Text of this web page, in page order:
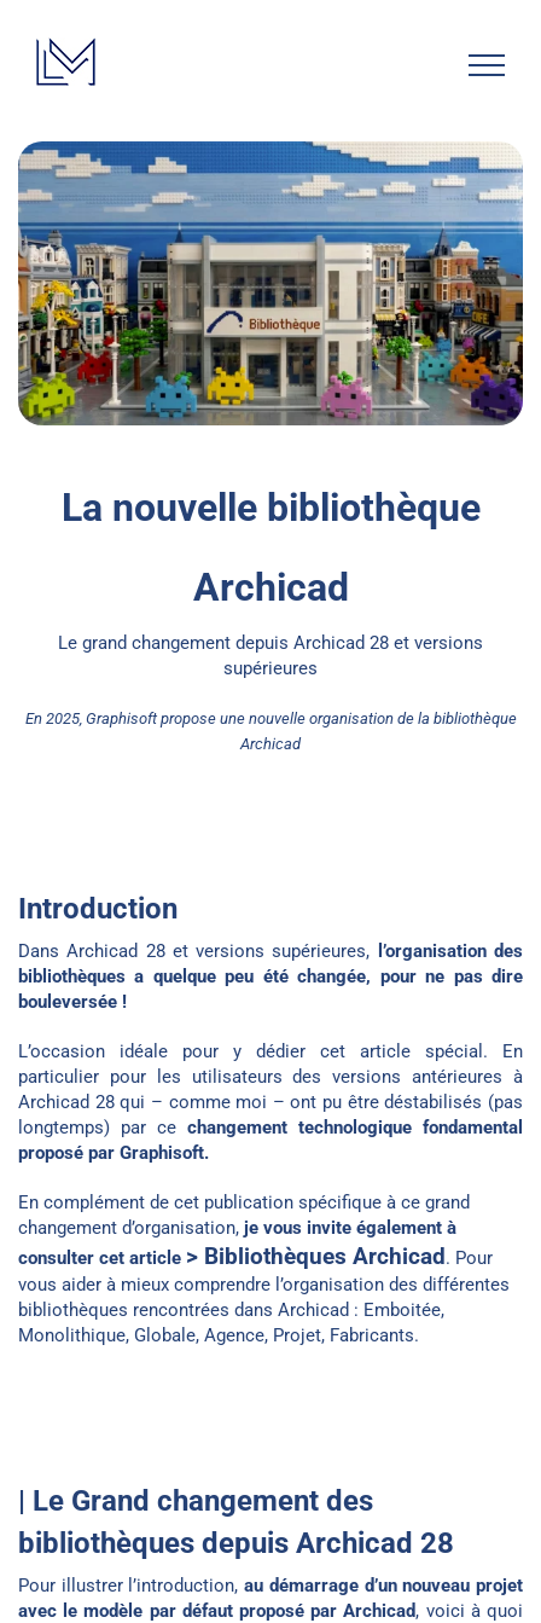
contenu
La nouvelle bibliothèque
Archicad
Le grand changement depuis Archicad 28 et versions
supérieures
En 2025, Graphisoft propose une nouvelle organisation de la bibliothèque
Archicad
Introduction
Dans Archicad 28 et versions supérieures,
l’organisation des
bibliothèques a quelque peu été changée, pour ne pas dire
bouleversée !
L’occasion idéale pour y dédier cet article spécial. En
particulier pour les utilisateurs des versions antérieures à
Archicad 28 qui – comme moi – ont pu être déstabilisés (pas
longtemps) par cechangement technologique fondamental
proposé par Graphisoft.
En complément de cet publication spécifique à ce grand
changement d’organisation, je vous invite également à
consulter cet article > Bibliothèques Archicad . Pour
vous aider à mieux comprendre l’organisation des différentes
bibliothèques rencontrées dans Archicad : Emboitée,
Monolithique, Globale, Agence, Projet, Fabricants.
| Le Grand changement des
bibliothèques depuis Archicad 28
Pour illustrer l’introduction,au démarrage d’un nouveau projet
avec le modèle par défaut proposé par Archicad, voici à quoi